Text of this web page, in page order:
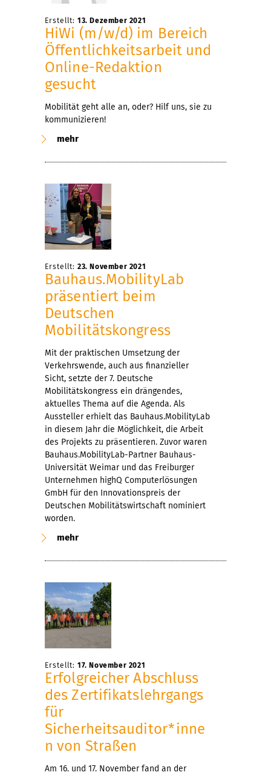
Erstellt: 13. Dezember 2021
HiWi (m/w/d) im Bereich
Öffentlichkeitsarbeit und
Online-Redaktion
gesucht
Mobilität geht alle an, oder? Hilf uns, sie zu
kommunizieren!
mehr
Erstellt: 23. November 2021
Bauhaus.MobilityLab
präsentiert beim
Deutschen
Mobilitätskongress
Mit der praktischen Umsetzung der
Verkehrswende, auch aus finanzieller
Sicht, setzte der 7. Deutsche
Mobilitätskongress ein drängendes,
aktuelles Thema auf die Agenda. Als
Aussteller erhielt das Bauhaus.MobilityLab
in diesem Jahr die Möglichkeit, die Arbeit
des Projekts zu präsentieren. Zuvor waren
Bauhaus.MobilityLab-Partner Bauhaus-
Universität Weimar und das Freiburger
Unternehmen highQ Computerlösungen
GmbH für den Innovationspreis der
Deutschen Mobilitätswirtschaft nominiert
worden.
mehr
Erstellt: 17. November 2021
Erfolgreicher Abschluss
des Zertifikatslehrgangs
für
Sicherheitsauditor*inne
n von Straßen
Am 16. und 17. November fand an der